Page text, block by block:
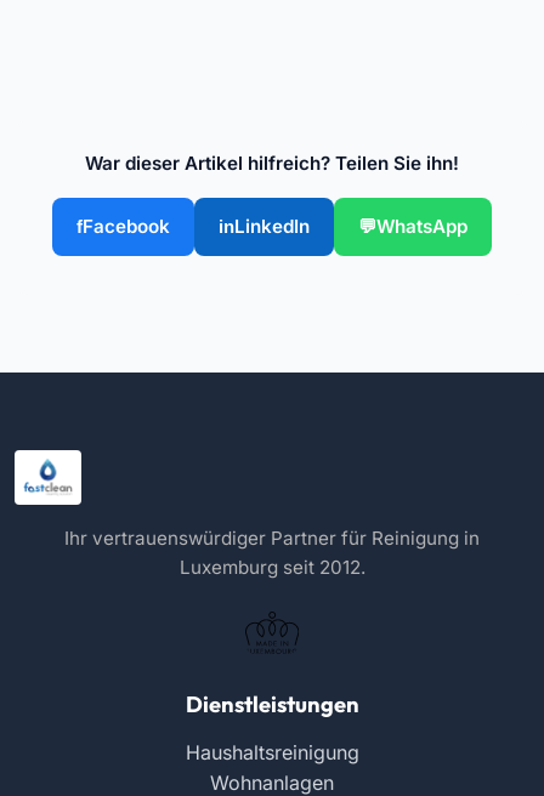
War dieser Artikel hilfreich? Teilen Sie ihn!
Facebook LinkedIn WhatsApp
Ihr vertrauenswürdiger Partner für Reinigung in
Luxemburg seit 2012.
Dienstleistungen
Haushaltsreinigung
Wohnanlagen